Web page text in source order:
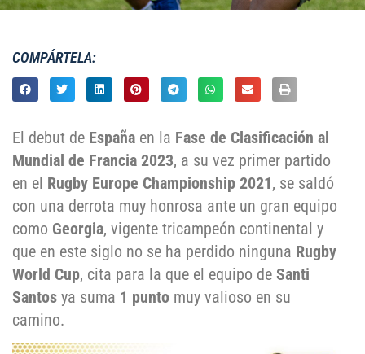
COMPÁRTELA:
El debut de España en la Fase de Clasificación al
Mundial de Francia 2023, a su vez primer partido
en el Rugby Europe Championship 2021, se saldó
con una derrota muy honrosa ante un gran equipo
como Georgia, vigente tricampeón continental y
que en este siglo no se ha perdido ninguna Rugby
World Cup, cita para la que el equipo de Santi
Santos ya suma 1 punto muy valioso en su
camino.